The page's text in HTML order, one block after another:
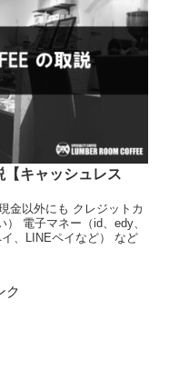
キャッシュレス
金以外にも クレジットカ
電子マネー（id、edy、
、LINEペイなど） など
ク